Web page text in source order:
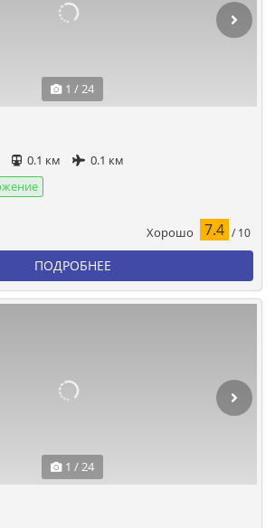
1 / 24
0.1 км
0.1 км
Хорошо 7.4 / 10
ПОДРОБНЕЕ
1 / 24